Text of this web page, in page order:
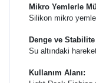
Mikro Yemlerle
Silikon mikro
Denge ve Stabilite
Su altındaki
Kullanım Alanı: